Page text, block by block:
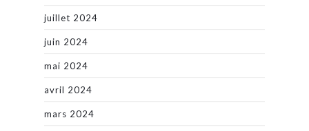
juillet 2024
juin 2024
mai 2024
avril 2024
mars 2024